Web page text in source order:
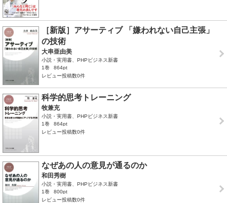
［新版］アサーティブ 「嫌われない自己主張」
の技術
大串亜由美
小説・実用書、PHPビジネス新書
1巻
864pt
レビュー投稿数0件
科学的思考トレーニング
牧兼充
小説・実用書、PHPビジネス新書
1巻
864pt
レビュー投稿数0件
なぜあの人の意見が通るのか
和田秀樹
小説・実用書、PHPビジネス新書
1巻
800pt
レビュー投稿数0件